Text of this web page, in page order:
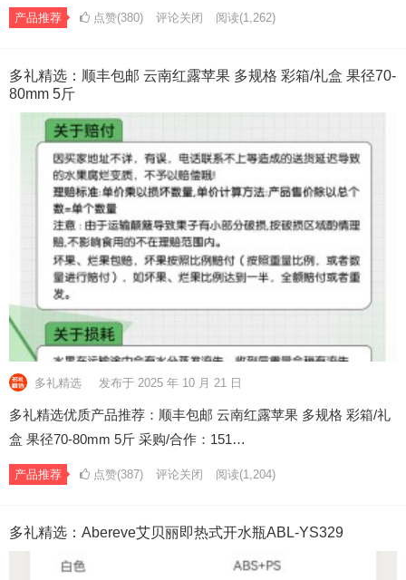
产品推荐 点赞(380) 评论关闭 阅读(1,262)
多礼精选：顺丰包邮 云南红露苹果 多规格 彩箱/礼盒 果径70-
80mm 5斤
多礼精选 发布于 2025 年 10 月 21 日
多礼精选优质产品推荐：顺丰包邮 云南红露苹果 多规格 彩箱/礼
盒 果径70-80mm 5斤 采购/合作：151…
产品推荐 点赞(387) 评论关闭 阅读(1,204)
多礼精选：Abereve艾贝丽即热式开水瓶ABL-YS329